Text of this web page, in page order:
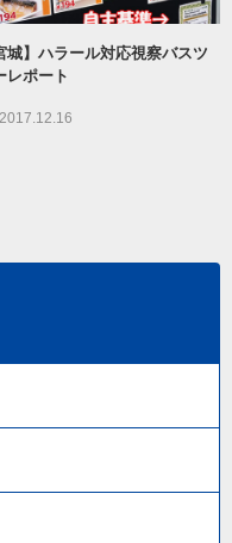
城】ハラール対応視察バスツ
レポート
2017.12.16